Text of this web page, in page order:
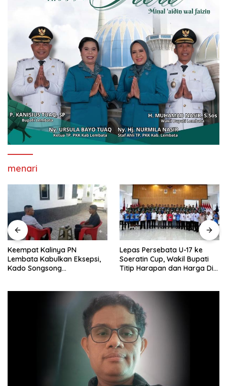
menari
Keempat Kalinya PN
Lembata Kabulkan Eksepsi,
Kado Songsong
Lepas Persebata U-17 ke
Soeratin Cup, Wakil Bupati
Titip Harapan dan Harga Diri